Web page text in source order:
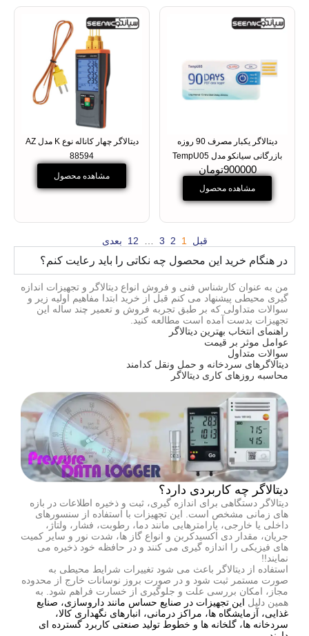
دیتالاگر یکبار مصرف 90 روزه
بازرگانی سیانکو مدل TempU05
900000تومان
مشاهده محصول
دیتالاگر چهار کاناله نوع K مدل AZ
88594
مشاهده محصول
قبل 1
2
3
12 بعدی
در هنگام خرید این محصول چه نکاتی را باید رعایت کنم؟
من به عنوان کارشناس فنی و فروش انواع دیتالاگر و تجهیزات اندازه
گیری محیطی پیشنهاد می کنم قبل از خرید ابتدا مفاهیم اولیه زیر و
سوالات متداولی که بر طبق تجربه فروش و تعمیر چند ساله این
تجهیزات بدست آمده است مطالعه کنید.
راهنمای انتخاب بهترین دیتالاگر
عوامل موثر بر قیمت
سوالات متداول
دیتالاگرهای سردخانه و حمل ونقل کدامند
محاسبه روزهای کاری دیتالاگر
دیتالاگر چه کاربردی دارد؟
دیتالاگر دستگاهی برای اندازه گیری، ثبت و ذخیره اطلاعات در بازه
های زمانی مشخص است. این تجهیزات با استفاده از سنسورهای
داخلی یا خارجی، پارامترهایی مانند دما، رطوبت، فشار، ولتاژ،
جریان، مقدار دی اکسیدکربن و انواع گاز ها، شدت نور و سایر کمیت
های فیزیکی را اندازه گیری می کنند و در حافظه خود ذخیره می
نمایند!!
استفاده از دیتالاگر باعث می شود تغییرات شرایط محیطی به
صورت مستمر ثبت شود و در صورت بروز نوسانات خارج از محدوده
مجاز، امکان بررسی علت و جلوگیری از خسارت فراهم شود. به
همین دلیل این تجهیزات در صنایع حساس مانند داروسازی، صنایع
غذایی، آزمایشگاه ها، مراکز درمانی، انبارهای نگهداری کالا،
سردخانه ها، گلخانه ها و خطوط تولید صنعتی کاربرد گسترده ای